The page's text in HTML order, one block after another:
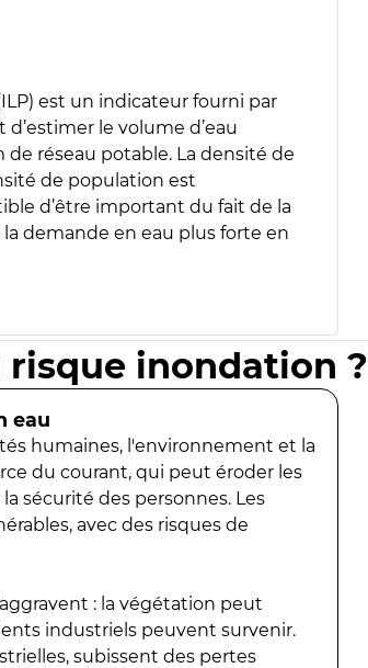
est un indicateur fourni par
le volume d’eau
réseau potable. La densité de
de population est
d’être important du fait de la
demande en eau plus forte en
inondation ?
eau
humaines, l'environnement et la
du courant, qui peut éroder les
sécurité des personnes. Les
avec des risques de
: la végétation peut
industriels peuvent survenir.
subissent des pertes